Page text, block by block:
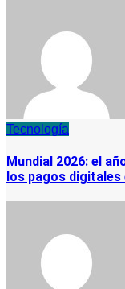
Tecnología
Mundial 2026: el
los pagos digitales